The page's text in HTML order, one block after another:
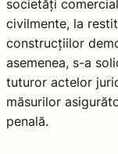
societăți
civilmente, la
construcțiilor
asemenea, s-a
tuturor actelor
măsurilor
penală.